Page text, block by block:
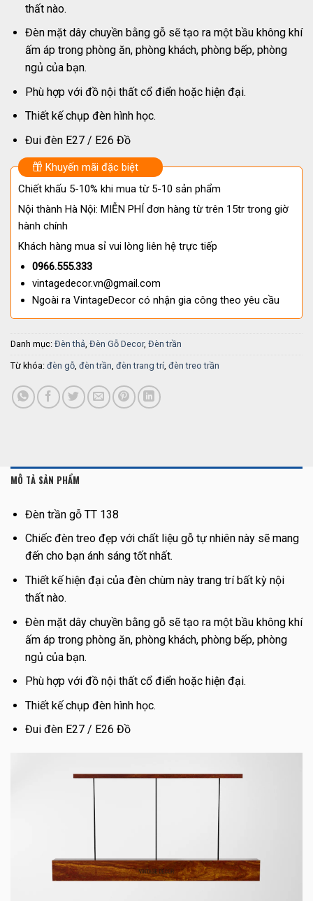
thất nào.
Đèn mặt dây chuyền bằng gỗ sẽ tạo ra một bầu không khí
ấm áp trong phòng ăn, phòng khách, phòng bếp, phòng
ngủ của bạn.
Phù hợp với đồ nội thất cổ điển hoặc hiện đại.
Thiết kế chụp đèn hình học.
Đui đèn E27 / E26 Đồ
Khuyến mãi đặc biệt
Chiết khấu 5-10% khi mua từ 5-10 sản phẩm
Nội thành Hà Nội: MIỄN PHÍ đơn hàng từ trên 15tr trong giờ
hành chính
Khách hàng mua sỉ vui lòng liên hệ trực tiếp
0966.555.333
vintagedecor.vn@gmail.com
Ngoài ra VintageDecor có nhận gia công theo yêu cầu
Danh mục: Đèn thả Đèn Gỗ Decor, Đèn trần
Từ khóa: đèn gỗ đèn trần đèn trang trí đèn treo trần
MÔ TẢ SẢN PHẨM
Đèn trần gỗ TT 138
Chiếc đèn treo đẹp với chất liệu gỗ tự nhiên này sẽ mang
đến cho bạn ánh sáng tốt nhất.
Thiết kế hiện đại của đèn chùm này trang trí bất kỳ nội
thất nào.
Đèn mặt dây chuyền bằng gỗ sẽ tạo ra một bầu không khí
ấm áp trong phòng ăn, phòng khách, phòng bếp, phòng
ngủ của bạn.
Phù hợp với đồ nội thất cổ điển hoặc hiện đại.
Thiết kế chụp đèn hình học.
Đui đèn E27 / E26 Đồ